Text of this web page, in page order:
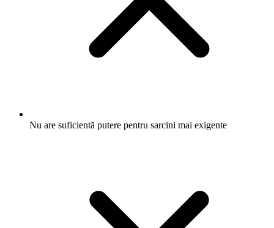
Nu are suficientă putere pentru sarcini mai exigente